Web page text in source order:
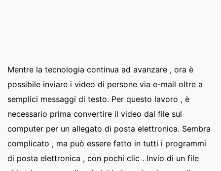
Mentre la tecnologia continua ad avanzare , ora è
possibile inviare i video di persone via e-mail oltre a
semplici messaggi di testo. Per questo lavoro , è
necessario prima convertire il video dal file sul
computer per un allegato di posta elettronica. Sembra
complicato , ma può essere fatto in tutti i programmi
di posta elettronica , con pochi clic . Invio di un file